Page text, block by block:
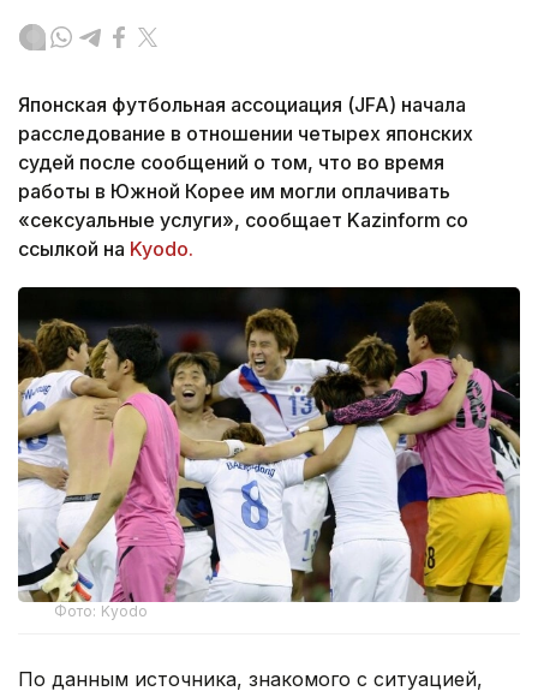
Японская футбольная ассоциация (JFA) начала
расследование в отношении четырех японских
судей после сообщений о том, что во время
работы в Южной Корее им могли оплачивать
«сексуальные услуги», сообщает Kazinform со
ссылкой на Kyodo.
Фото: Kyodo
По данным источника, знакомого с ситуацией,